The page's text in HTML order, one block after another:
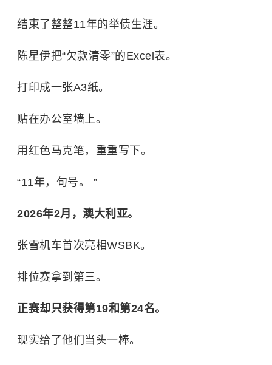
结束了整整11年的举债生涯。
陈星伊把“欠款清零”的Excel表。
打印成一张A3纸。
贴在办公室墙上。
用红色马克笔，重重写下。
“11年，句号。 ”
2026年2月，澳大利亚。
张雪机车首次亮相WSBK。
排位赛拿到第三。
正赛却只获得第19和第24名。
现实给了他们当头一棒。